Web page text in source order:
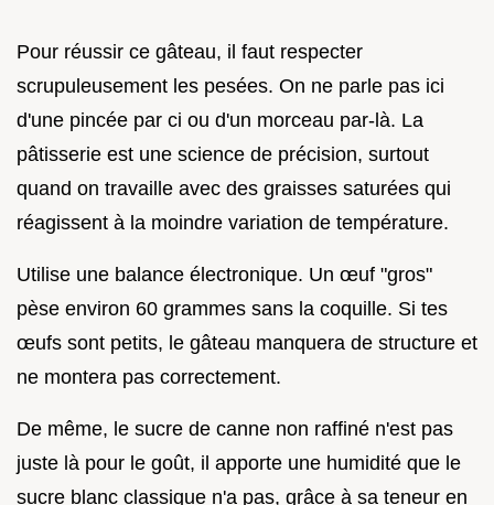
Pour réussir ce gâteau, il faut respecter
scrupuleusement les pesées. On ne parle pas ici
d'une pincée par ci ou d'un morceau par-là. La
pâtisserie est une science de précision, surtout
quand on travaille avec des graisses saturées qui
réagissent à la moindre variation de température.
Utilise une balance électronique. Un œuf "gros"
pèse environ 60 grammes sans la coquille. Si tes
œufs sont petits, le gâteau manquera de structure et
ne montera pas correctement.
De même, le sucre de canne non raffiné n'est pas
juste là pour le goût, il apporte une humidité que le
sucre blanc classique n'a pas, grâce à sa teneur en